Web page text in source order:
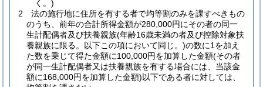
く。)
2
法の施行地に住所を有する者で均等割のみを課すべきもの
のうち、前年の合計所得金額が280,000円にその者の同一
生計配偶者及び扶養親族(年齢16歳未満の者及び控除対象扶
養親族に限る。以下この項において同じ。)の数に1を加え
た数を乗じて得た金額に100,000円を加算した金額(その者
が同一生計配偶者又は扶養親族を有する場合には、当該金
額に168,000円を加算した金額)以下である者に対しては、